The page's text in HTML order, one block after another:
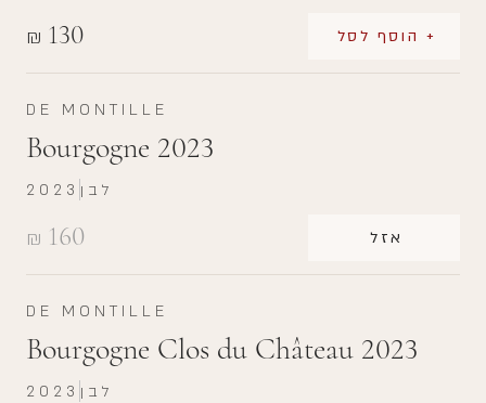
₪ 130 + הוסף לסל
DE MONTILLE
Bourgogne 2023
₪ 160 אזל
2023 לבן
DE MONTILLE
Bourgogne Clos du Château 2023
2023 לבן